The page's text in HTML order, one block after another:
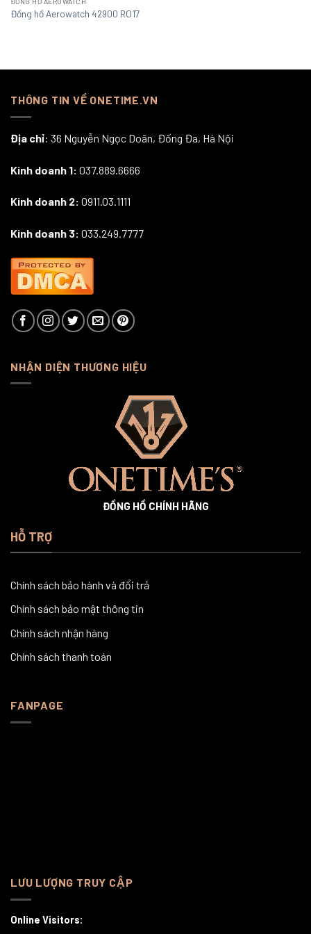
Đồng hồ Aerowatch 42900 RO17
THÔNG TIN VỀ ONETIME.VN
Địa chỉ: 36 Nguyễn Ngọc Doãn, Đống Đa, Hà Nội
Kinh doanh 1: 037.889.6666
Kinh doanh 2: 0911.03.1111
Kinh doanh 3: 033.249.7777
NHẬN DIỆN THƯƠNG HIỆU
ĐỒNG HỒ CHÍNH HÃNG
HỖ TRỢ
Chính sách bảo hành và đổi trả
Chính sách bảo mật thông tin
Chính sách nhận hàng
Chính sách thanh toán
FANPAGE
LƯU LƯỢNG TRUY CẬP
Online Visitors: